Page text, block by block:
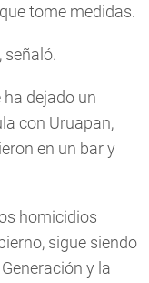
tome medidas.
señaló.
dejado un
con Uruapan,
en un bar y
homicidios
sigue siendo
y la